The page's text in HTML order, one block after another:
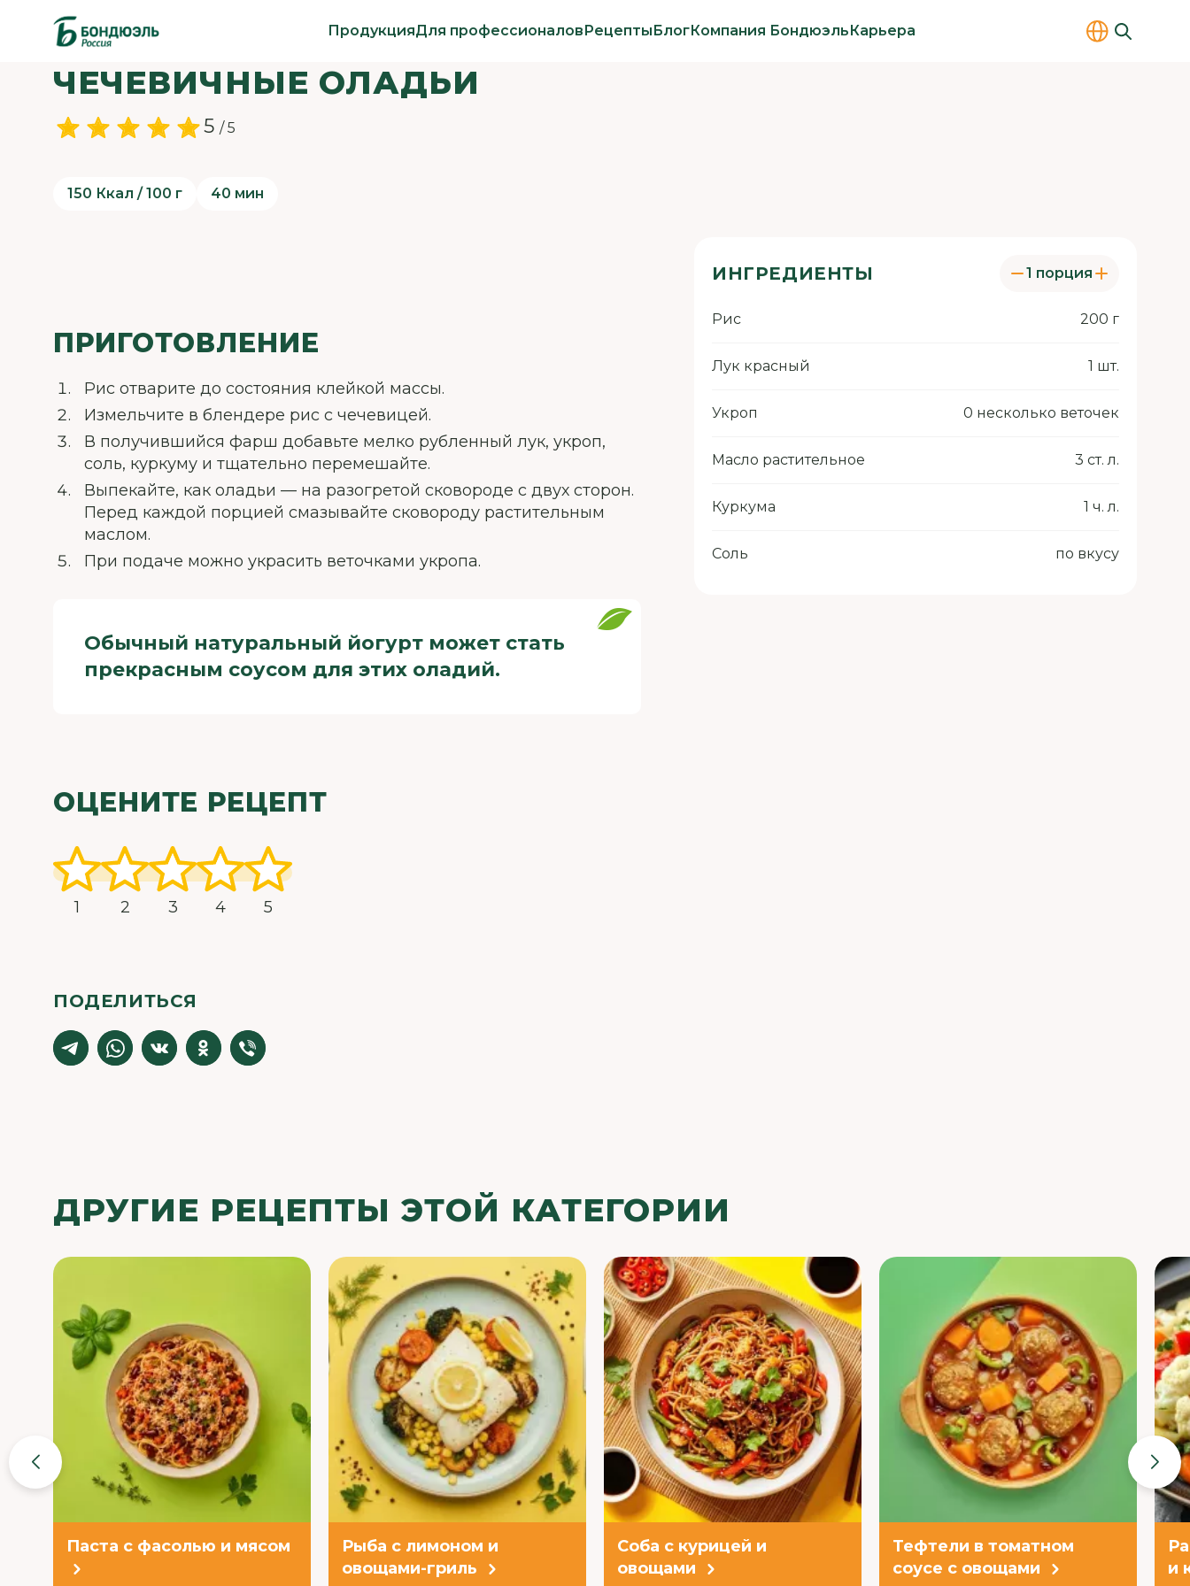
ПродукцияДля профессионаловРецептыБлогКомпания БондюэльКарьера
ЧЕЧЕВИЧНЫЕ ОЛАДЬИ
5 / 5
150 Ккал / 100 г 40 мин
ИНГРЕДИЕНТЫ 1 порция
Рис 200 г
Лук красный 1 шт.
Укроп 0 несколько веточек
Масло растительное 3 ст. л.
Куркума 1 ч. л.
Соль по вкусу
ПРИГОТОВЛЕНИЕ
Рис отварите до состояния клейкой массы.
Измельчите в блендере рис с чечевицей.
В получившийся фарш добавьте мелко рубленный лук, укроп,
соль, куркуму и тщательно перемешайте.
Выпекайте, как оладьи — на разогретой сковороде с двух сторон.
Перед каждой порцией смазывайте сковороду растительным
маслом.
При подаче можно украсить веточками укропа.
Обычный натуральный йогурт может стать
прекрасным соусом для этих оладий.
ОЦЕНИТЕ РЕЦЕПТ
1 2 3 4 5
ПОДЕЛИТЬСЯ
ДРУГИЕ РЕЦЕПТЫ ЭТОЙ КАТЕГОРИИ
Паста с фасолью и мясом
Рыба с лимоном и
овощами-гриль
Соба с курицей и
овощами
Тефтели в томатном
соусе с овощами
и